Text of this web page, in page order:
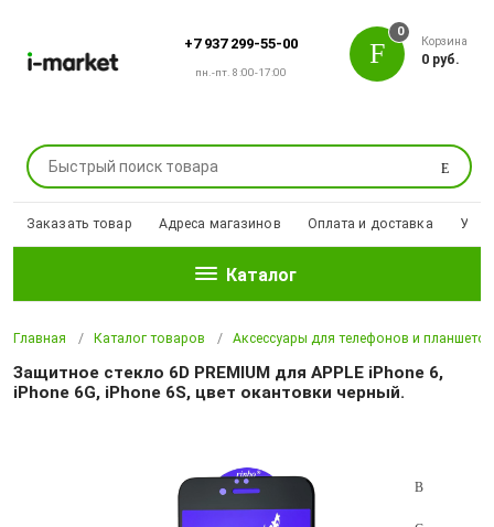
+7 937 299-55-00
пн.-пт. 8:00-17:00
Поиск
0
Корзина
0 руб.
Заказать товар Адреса магазинов Оплата и доставка
Каталог
Главная Каталог товаров Аксессуары для телефонов и планшетов
Защитное стекло 6D PREMIUM для APPLE iPhone 6,
iPhone 6G, iPhone 6S, цвет окантовки черный.